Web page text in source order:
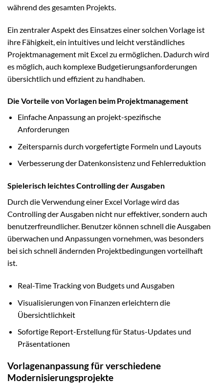
während des gesamten Projekts.
Ein zentraler Aspekt des Einsatzes einer solchen Vorlage ist
ihre Fähigkeit, ein intuitives und leicht verständliches
Projektmanagement mit Excel zu ermöglichen. Dadurch wird
es möglich, auch komplexe Budgetierungsanforderungen
übersichtlich und effizient zu handhaben.
Die Vorteile von Vorlagen beim Projektmanagement
Einfache Anpassung an projekt-spezifische
Anforderungen
Zeitersparnis durch vorgefertigte Formeln und Layouts
Verbesserung der Datenkonsistenz und Fehlerreduktion
Spielerisch leichtes Controlling der Ausgaben
Durch die Verwendung einer Excel Vorlage wird das
Controlling der Ausgaben nicht nur effektiver, sondern auch
benutzerfreundlicher. Benutzer können schnell die Ausgaben
überwachen und Anpassungen vornehmen, was besonders
bei sich schnell ändernden Projektbedingungen vorteilhaft
ist.
Real-Time Tracking von Budgets und Ausgaben
Visualisierungen von Finanzen erleichtern die
Übersichtlichkeit
Sofortige Report-Erstellung für Status-Updates und
Präsentationen
Vorlagenanpassung für verschiedene
Modernisierungsprojekte